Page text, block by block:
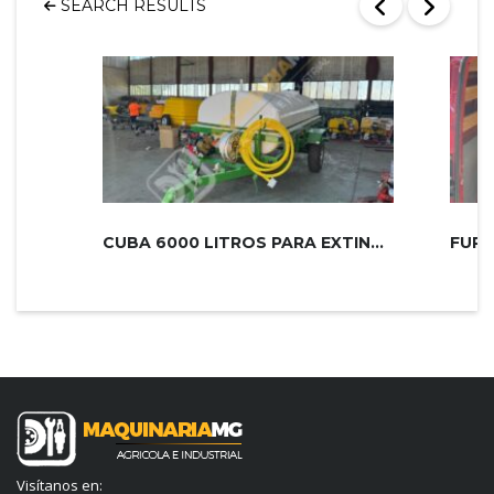
SEARCH RESULTS
CUBA 6000 LITROS PARA EXTINCIÓN DE...
Visítanos en: